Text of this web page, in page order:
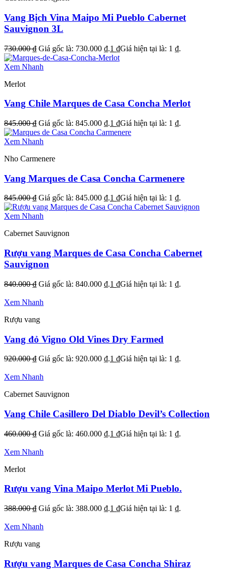
Vang Bịch Vina Maipo Mi Pueblo Cabernet
Sauvignon 3L
730.000₫ Giá gốc là: 730.000 ₫.1 ₫Giá hiện tại là: 1 ₫.
Xem Nhanh
Merlot
Vang Chile Marques de Casa Concha Merlot
845.000₫ Giá gốc là: 845.000 ₫.1 ₫Giá hiện tại là: 1 ₫.
Xem Nhanh
Nho Carmenere
Vang Marques de Casa Concha Carmenere
845.000₫ Giá gốc là: 845.000 ₫.1 ₫Giá hiện tại là: 1 ₫.
Xem Nhanh
Cabernet Sauvignon
Rượu vang Marques de Casa Concha Cabernet
Sauvignon
840.000₫ Giá gốc là: 840.000 ₫.1 ₫Giá hiện tại là: 1 ₫.
Xem Nhanh
Rượu vang
Vang đỏ Vigno Old Vines Dry Farmed
920.000₫ Giá gốc là: 920.000 ₫.1 ₫Giá hiện tại là: 1 ₫.
Xem Nhanh
Cabernet Sauvignon
Vang Chile Casillero Del Diablo Devil’s Collection
460.000₫ Giá gốc là: 460.000 ₫.1 ₫Giá hiện tại là: 1 ₫.
Xem Nhanh
Merlot
Rượu vang Vina Maipo Merlot Mi Pueblo.
388.000₫ Giá gốc là: 388.000 ₫.1 ₫Giá hiện tại là: 1 ₫.
Xem Nhanh
Rượu vang
Rượu vang Marques de Casa Concha Shiraz